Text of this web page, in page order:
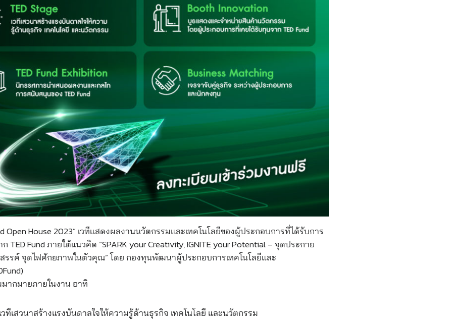
Open House 2023” เวทีแสดงผลงานนวัตกรรมและเทคโนโลยีของผู้ประกอบการที่ได้รับการ
TED Fund ภายใต้แนวคิด “SPARK your Creativity, IGNITE your Potential – จุดประกาย
รรค์ จุดไฟศักยภาพในตัวคุณ” โดย กองทุนพัฒนาผู้ประกอบการเทคโนโลยีและ
ากมายภายในงาน อาทิ
วทีเสวนาสร้างแรงบันดาลใจให้ความรู้ด้านธุรกิจ เทคโนโลยี และนวัตกรรม